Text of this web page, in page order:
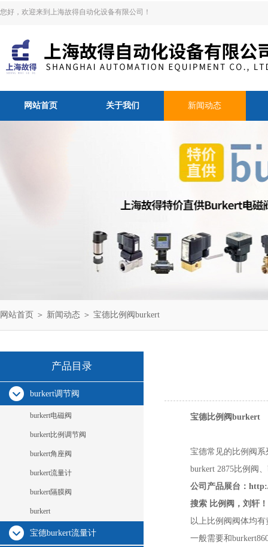
您好，欢迎来到上海故得自动化设备有限公司！
网站首页 关于我们 新闻动态
网站首页 ＞ 新闻动态 ＞ 宝德比例阀burkert
产品目录
burkert调节阀
burkert电磁阀
burkert比例调节阀
burkert角座阀
burkert流量计
burkert隔膜阀
burkert
宝德burkert流量计
宝德比例阀burkert
宝德常见的比例阀系
burkert 2875比例阀
公司产品展台：
搜索 比例阀，刘轩！
以上比例阀阀体均
一般需要和